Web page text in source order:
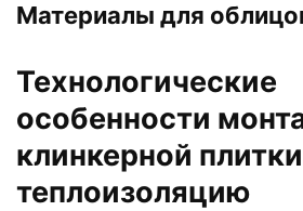
Материалы для
Технологические
особенности
клинкерной
теплоизоляцию